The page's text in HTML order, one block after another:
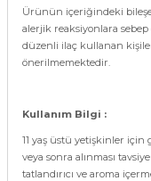
Ürünün içeriğindeki
alerjik reaksiyonlara
düzenli ilaç kullanan
önerilmemektedir.
Kullanım Bilgi :
11 yaş üstü yetişkinler
veya sonra alınması
tatlandırıcı ve aroma